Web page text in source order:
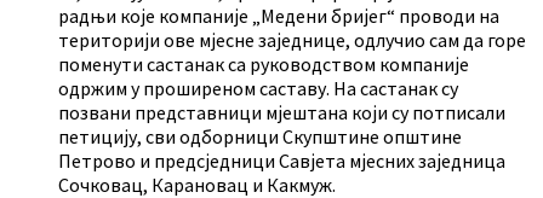
радњи које компаније „Медени бријег“ проводи на
територији ове мјесне заједнице, одлучио сам да горе
поменути састанак са руководством компаније
одржим у проширеном саставу. На састанак су
позвани представници мјештана који су потписали
петицију, сви одборници Скупштине општине
Петрово и предсједници Савјета мјесних заједница
Сочковац, Карановац и Какмуж.